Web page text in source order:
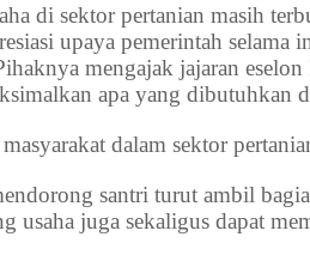
di sektor pertanian masih
upaya pemerintah selama
mengajak jajaran
apa yang dibutuhkan
dalam sektor
santri turut ambil
usaha juga sekaligus dapat